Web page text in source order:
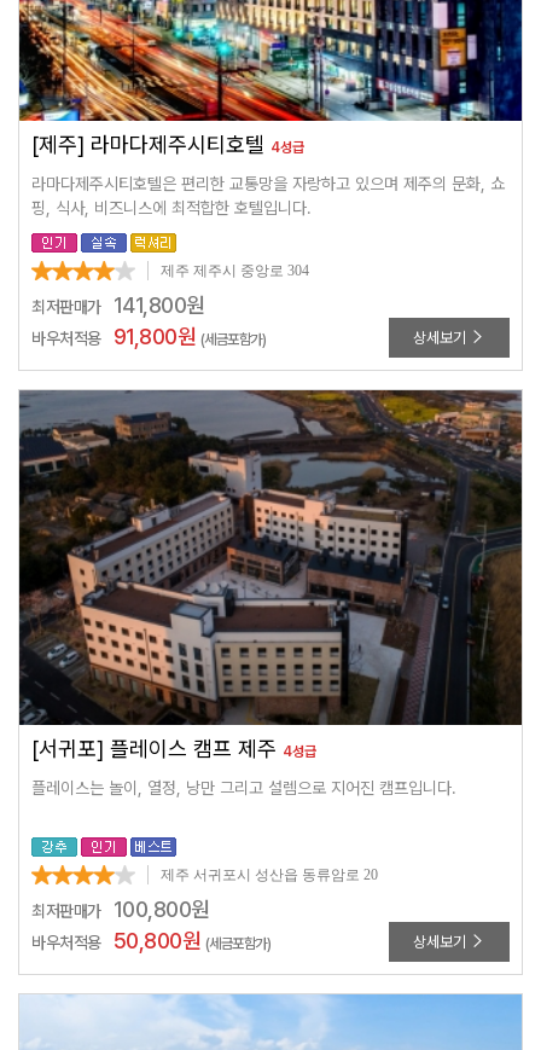
[제주] 라마다제주시티호텔 4성급
라마다제주시티호텔은 편리한 교통망을 자랑하고 있으며 제주의 문화, 쇼
핑, 식사, 비즈니스에 최적합한 호텔입니다.
제주 제주시 중앙로 304
최저판매가 141,800원
바우처적용 91,800원 (세금포함가) 상세보기
[서귀포] 플레이스 캠프 제주 4성급
플레이스는 놀이, 열정, 낭만 그리고 설렘으로 지어진 캠프입니다.
제주 서귀포시 성산읍 동류암로 20
최저판매가 100,800원
바우처적용 50,800원 (세금포함가) 상세보기